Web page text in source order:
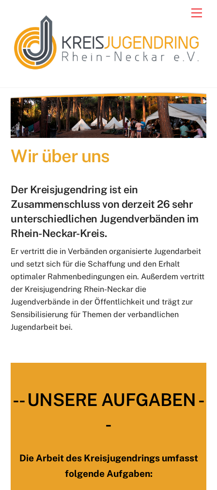
content
Wir über uns
Der Kreisjugendring ist ein
Zusammenschluss von derzeit 26 sehr
unterschiedlichen Jugendverbänden im
Rhein-Neckar-Kreis.
Er vertritt die in Verbänden organisierte Jugendarbeit
und setzt sich für die Schaffung und den Erhalt
optimaler Rahmenbedingungen ein. Außerdem vertritt
der Kreisjugendring Rhein-Neckar die
Jugendverbände in der Öffentlichkeit und trägt zur
Sensibilisierung für Themen der verbandlichen
Jugendarbeit bei.
-- UNSERE AUFGABEN -
-
Die Arbeit des Kreisjugendrings umfasst
folgende Aufgaben: